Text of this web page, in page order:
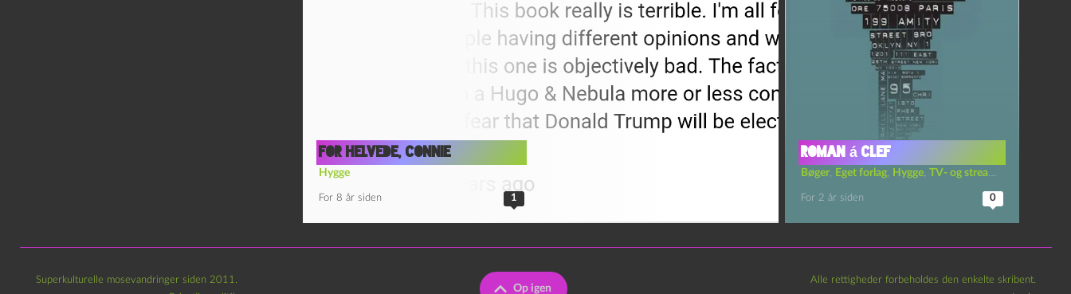
For helvede, Connie
Hygge
For 8 år siden 1
Roman á clef
Bøger, Eget forlag, Hygge, TV- og streaming-serier
For 2 år siden 0
Superkulturelle mosevandringer siden 2011.
Op igen
Alle rettigheder forbeholdes den enkelte skribent.